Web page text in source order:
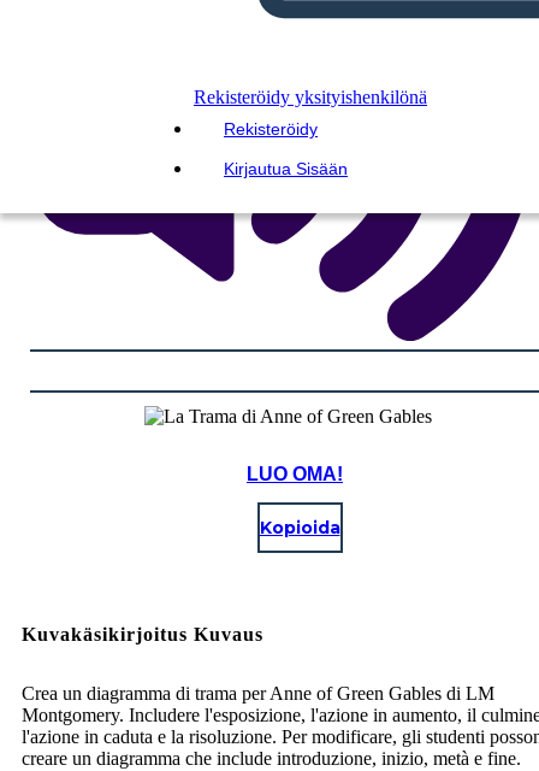
Rekisteröidy yksityishenkilönä
Rekisteröidy
Kirjautua Sisään
LUO OMA!
Kopioida
Kuvakäsikirjoitus Kuvaus
Crea un diagramma di trama per Anne of Green Gables di LM
Montgomery. Includere l'esposizione, l'azione in aumento, il
l'azione in caduta e la risoluzione. Per modificare, gli studenti
creare un diagramma che include introduzione, inizio, metà e fine.